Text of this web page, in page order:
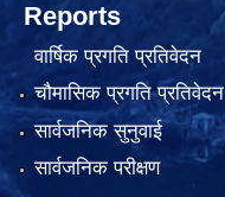
Reports
वार्षिक प्रगति प्रतिवेदन
चौमासिक प्रगति प्रतिवेदन
सार्वजनिक सुनुवाई
सार्वजनिक परीक्षण